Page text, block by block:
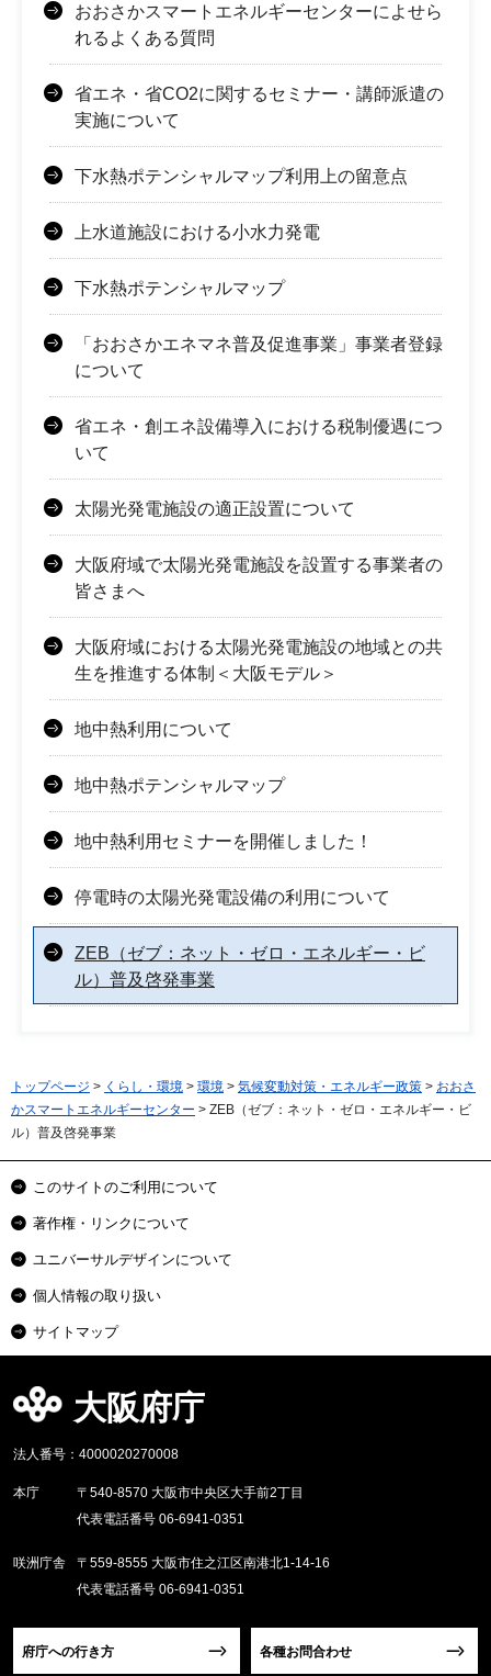
おおさかスマートエネルギーセンターによせら
れるよくある質問
省エネ・省CO2に関するセミナー・講師派遣の
実施について
下水熱ポテンシャルマップ利用上の留意点
上水道施設における小水力発電
下水熱ポテンシャルマップ
「おおさかエネマネ普及促進事業」事業者登録
について
省エネ・創エネ設備導入における税制優遇につ
いて
太陽光発電施設の適正設置について
大阪府域で太陽光発電施設を設置する事業者の
皆さまへ
大阪府域における太陽光発電施設の地域との共
生を推進する体制＜大阪モデル＞
地中熱利用について
地中熱ポテンシャルマップ
地中熱利用セミナーを開催しました！
停電時の太陽光発電設備の利用について
ZEB（ゼブ：ネット・ゼロ・エネルギー・ビ
ル）普及啓発事業
トップページ > くらし・環境 > 環境 > 気候変動対策・エネルギー政策 > おおさ
かスマートエネルギーセンター > ZEB（ゼブ：ネット・ゼロ・エネルギー・ビ
ル）普及啓発事業
このサイトのご利用について
著作権・リンクについて
ユニバーサルデザインについて
個人情報の取り扱い
サイトマップ
大阪府庁
法人番号：4000020270008
本庁
〒540-8570 大阪市中央区大手前2丁目
代表電話番号 06-6941-0351
咲洲庁舎
〒559-8555 大阪市住之江区南港北1-14-16
代表電話番号 06-6941-0351
府庁への行き方 各種お問合わせ